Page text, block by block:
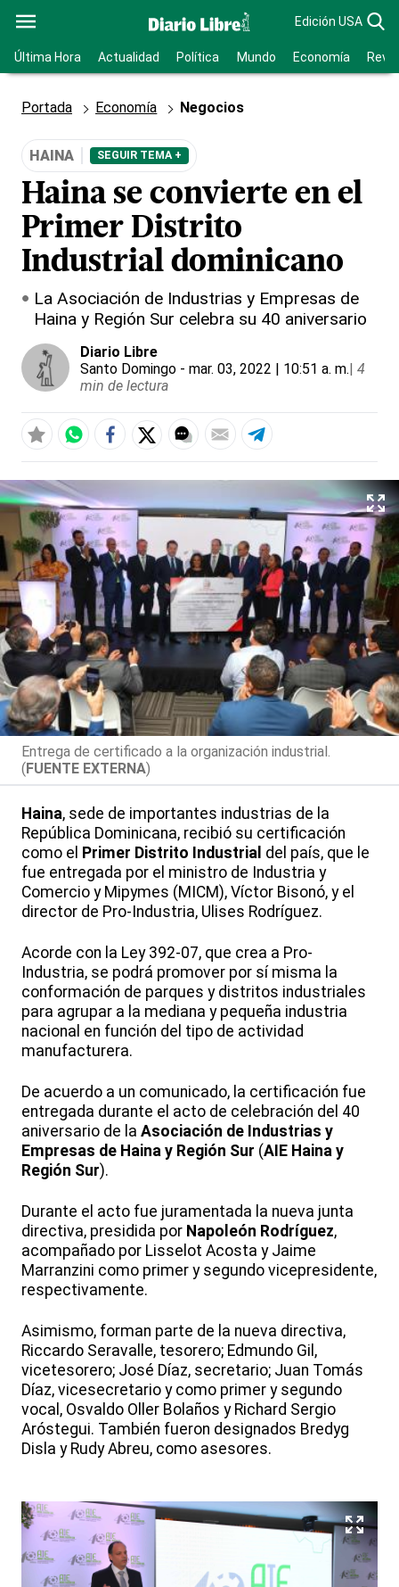
Edición USA
Última Hora Actualidad Política Mundo Economía
Portada Economía Negocios
HAINA SEGUIR TEMA +
Haina se convierte en el
Primer Distrito
Industrial dominicano
La Asociación de Industrias y Empresas de
Haina y Región Sur celebra su 40 aniversario
Diario Libre
Santo Domingo - mar. 03, 2022 | 10:51 a. m.| 4
min de lectura
Entrega de certificado a la organización industrial.
(FUENTE EXTERNA)
Haina, sede de importantes industrias de la
República Dominicana, recibió su certificación
como el Primer Distrito Industrial del país, que le
fue entregada por el ministro de Industria y
Comercio y Mipymes (MICM), Víctor Bisonó, y el
director de Pro-Industria, Ulises Rodríguez.
Acorde con la Ley 392-07, que crea a Pro-
Industria, se podrá promover por sí misma la
conformación de parques y distritos industriales
para agrupar a la mediana y pequeña industria
nacional en función del tipo de actividad
manufacturera.
De acuerdo a un comunicado, la certificación fue
entregada durante el acto de celebración del 40
aniversario de la Asociación de Industrias y
Empresas de Haina y Región Sur (AIE Haina y
Región Sur).
Durante el acto fue juramentada la nueva junta
directiva, presidida por Napoleón Rodríguez,
acompañado por Lisselot Acosta y Jaime
Marranzini como primer y segundo vicepresidente,
respectivamente.
Asimismo, forman parte de la nueva directiva,
Riccardo Seravalle, tesorero; Edmundo Gil,
vicetesorero; José Díaz, secretario; Juan Tomás
Díaz, vicesecretario y como primer y segundo
vocal, Osvaldo Oller Bolaños y Richard Sergio
Aróstegui. También fueron designados Bredyg
Disla y Rudy Abreu, como asesores.